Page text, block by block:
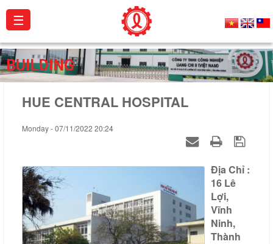
About
us
Products
Projects
Catalogue
Certificates
Contact
☰
BUILDING
HUE CENTRAL HOSPITAL
Monday - 07/11/2022 20:24
Địa Chỉ :
16 Lê
Lợi,
Vĩnh
Ninh,
Thành